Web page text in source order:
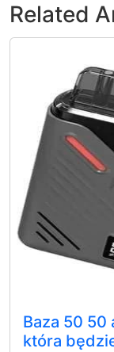
Related
Baza 50 50
która